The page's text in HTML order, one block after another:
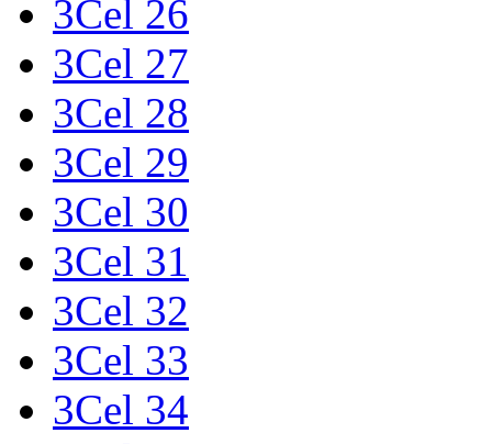
3Cel 26
3Cel 27
3Cel 28
3Cel 29
3Cel 30
3Cel 31
3Cel 32
3Cel 33
3Cel 34